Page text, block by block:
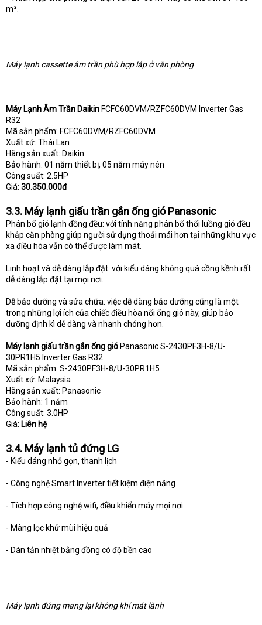
m³.
Máy lạnh cassette âm trần phù hợp lắp ở văn phòng
Máy Lạnh Âm Trần Daikin FCFC60DVM/RZFC60DVM Inverter Gas
R32
Mã sản phẩm: FCFC60DVM/RZFC60DVM
Xuất xứ: Thái Lan
Hãng sản xuất: Daikin
Bảo hành: 01 năm thiết bị, 05 năm máy nén
Công suất: 2.5HP
Giá: 30.350.000đ
3.3. Máy lạnh giấu trần gắn ống gió Panasonic
Phân bố gió lạnh đồng đều: với tính năng phân bố thổi luồng gió đều
khắp căn phòng giúp người sử dụng thoải mái hơn tại những khu vực
xa điều hòa vẫn có thể được làm mát.
Linh hoạt và dễ dàng lắp đặt: với kiểu dáng không quá cồng kềnh rất
dễ dàng lắp đặt tại mọi nơi.
Dễ bảo dưỡng và sửa chữa: việc dễ dàng bảo dưỡng cũng là một
trong những lợi ích của chiếc điều hòa nối ống gió này, giúp bảo
dưỡng định kì dễ dàng và nhanh chóng hơn.
Máy lạnh giấu trần gắn ống gió Panasonic S-2430PF3H-8/U-
30PR1H5 Inverter Gas R32
Mã sản phẩm: S-2430PF3H-8/U-30PR1H5
Xuất xứ: Malaysia
Hãng sản xuất: Panasonic
Bảo hành: 1 năm
Công suất: 3.0HP
Giá: Liên hệ
3.4. Máy lạnh tủ đứng LG
- Kiểu dáng nhỏ gọn, thanh lịch
- Công nghệ Smart Inverter tiết kiệm điện năng
- Tích hợp công nghệ wifi, điều khiển máy mọi nơi
- Màng lọc khử mùi hiệu quả
- Dàn tản nhiệt bằng đồng có độ bền cao
Máy lạnh đứng mang lại không khí mát lành